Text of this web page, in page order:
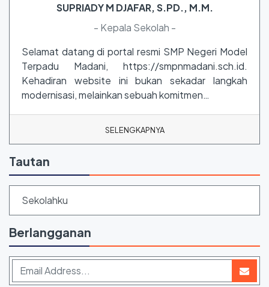
SUPRIADY M DJAFAR, S.PD., M.M.
- Kepala Sekolah -
Selamat datang di portal resmi SMP Negeri Model
Terpadu Madani, https://smpnmadani.sch.id.
Kehadiran website ini bukan sekadar langkah
modernisasi, melainkan sebuah komitmen…
SELENGKAPNYA
Tautan
Sekolahku
Berlangganan